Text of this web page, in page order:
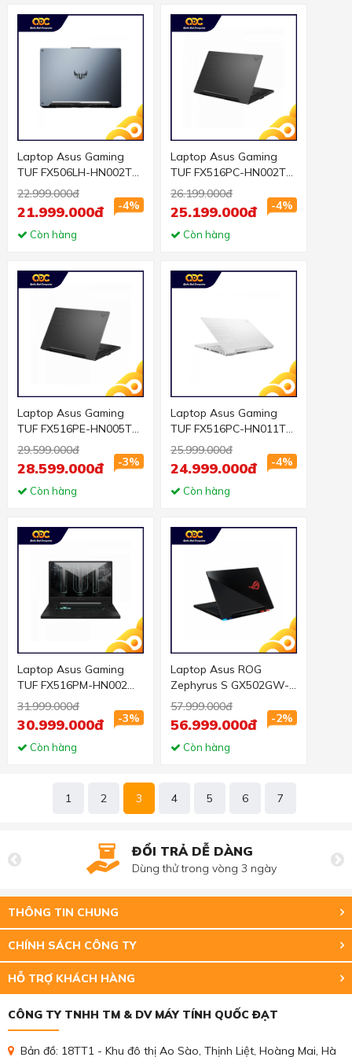
Laptop Asus Gaming
TUF FX506LH-HN002T
(i5 10300H/8GB
RAM/512GB SSD/15.6
FHD 144Hz /GTX 1650
4GB/Win10/Xám)
22.999.000đ
-4%
21.999.000đ
Còn hàng
Laptop Asus Gaming
TUF FX516PC-HN002T
(i5 11300H/8GB
RAM/512GB SSD/15.6
FHD 144hz/RTX 3050
4GB/Win10/Xám)
26.199.000đ
-4%
25.199.000đ
Còn hàng
Laptop Asus Gaming
TUF FX516PE-HN005T
(i7 11370H/8GB
RAM/512GB SSD/15.6
FHD 144hz/RTX 3050Ti
4GB/Win10/Xám)
29.599.000đ
-3%
28.599.000đ
Còn hàng
Laptop Asus Gaming
TUF FX516PC-HN011T
(i5 11300H/8GB
RAM/512GB SSD/15.6
FHD 144hz/RTX 3050
4GB/Win10/Trắng)
25.999.000đ
-4%
24.999.000đ
Còn hàng
Laptop Asus Gaming
TUF FX516PM-HN002W
(i7 11370H/8GB
RAM/512GB SSD/15.6
FHD 144hz/RTX 3060
6GB/Win11/Xám)
31.999.000đ
-3%
30.999.000đ
Còn hàng
Laptop Asus ROG
Zephyrus S GX502GW-
ES021T (i7 9750H/16GB
RAM/512GB SSD/15.6
inch FHD/RTX 2070
8GB/Win 10/Đen)
57.999.000đ
-2%
56.999.000đ
Còn hàng
1 2 3 4 5 6 7
ĐỔI TRẢ DỄ DÀNG
Dùng thử trong vòng 3 ngày
THÔNG TIN CHUNG
CHÍNH SÁCH CÔNG TY
HỖ TRỢ KHÁCH HÀNG
CÔNG TY TNHH TM & DV MÁY TÍNH QUỐC ĐẠT
Bản đồ: 18TT1 - Khu đô thị Ao Sào, Thịnh Liệt, Hoàng Mai, Hà